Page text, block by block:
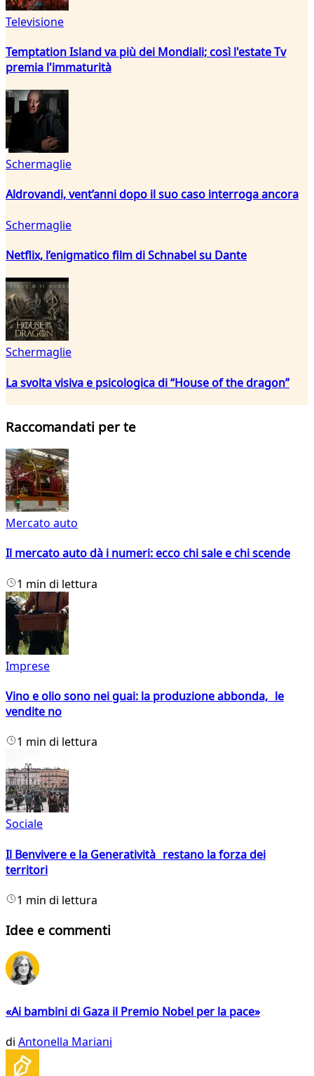
Televisione
Temptation Island va più dei Mondiali; così l'estate Tv
premia l'immaturità
Schermaglie
Aldrovandi, vent’anni dopo il suo caso interroga ancora
Schermaglie
Netflix, l’enigmatico film di Schnabel su Dante
Schermaglie
La svolta visiva e psicologica di “House of the dragon”
Raccomandati per te
Mercato auto
Il mercato auto dà i numeri: ecco chi sale e chi scende
1 min di lettura
Imprese
Vino e olio sono nei guai: la produzione abbonda, le
vendite no
1 min di lettura
Sociale
Il Benvivere e la Generatività restano la forza dei
territori
1 min di lettura
Idee e commenti
«Ai bambini di Gaza il Premio Nobel per la pace»
di Antonella Mariani